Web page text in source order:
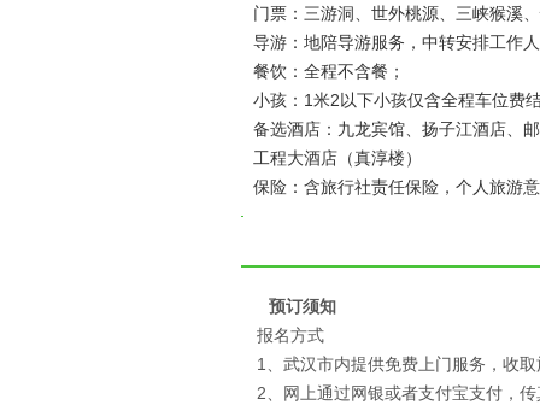
门票：三游洞、世外桃源、三峡猴溪
导游：地陪导游服务，中转安排工作
餐饮：全程不含餐；
小孩：1米2以下小孩仅含全程车位费
备选酒店：九龙宾馆、扬子江酒店、
工程大酒店（真淳楼）
保险：含旅行社责任保险，个人旅游
预订须知
报名方式
1、武汉市内提供免费上门服务，收
2、网上通过网银或者支付宝支付，